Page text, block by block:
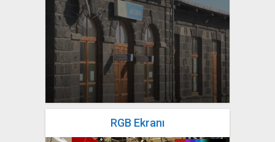
yazan
Bahri Ak
yazan
Bahri Ak
RGB Ekranı